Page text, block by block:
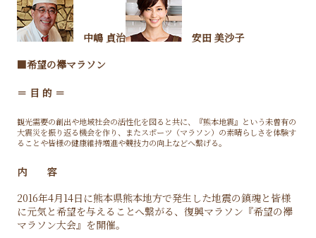
中嶋 貞治
安田 美沙子
■希望の襷マラソン
＝ 目 的 ＝
観光需要の創出や地域社会の活性化を図ると共に、『熊本地震』という未曽有の
大震災を振り返る機会を作り、またスポーツ（マラソン）の素晴らしさを体験す
ることや皆様の健康維持増進や競技力の向上などへ繋げる。
内 容
2016年4月14日に熊本県熊本地方で発生した地震の鎮魂と皆様
に元気と希望を与えることへ繋がる、復興マラソン『希望の襷
マラソン大会』を開催。